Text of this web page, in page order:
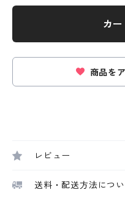
カー
商品を
レビュー
送料・配送方法につ